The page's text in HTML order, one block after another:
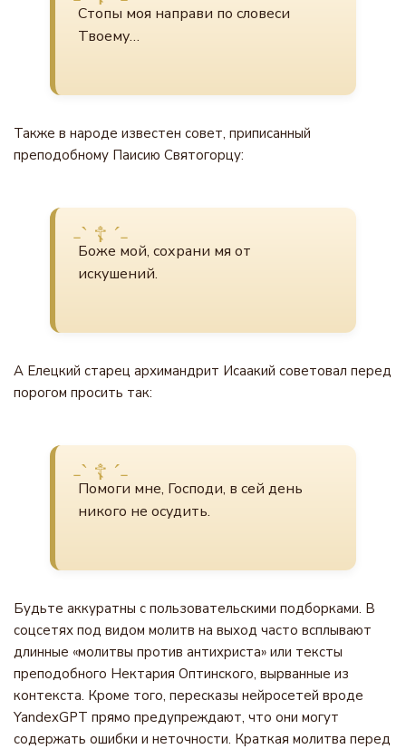
Стопы моя направи по словеси
Твоему…
Также в народе известен совет, приписанный
преподобному Паисию Святогорцу:
Боже мой, сохрани мя от
искушений.
А Елецкий старец архимандрит Исаакий советовал перед
порогом просить так:
Помоги мне, Господи, в сей день
никого не осудить.
Будьте аккуратны с пользовательскими подборками. В
соцсетях под видом молитв на выход часто всплывают
длинные «молитвы против антихриста» или тексты
преподобного Нектария Оптинского, вырванные из
контекста. Кроме того, пересказы нейросетей вроде
YandexGPT прямо предупреждают, что они могут
содержать ошибки и неточности. Краткая молитва перед